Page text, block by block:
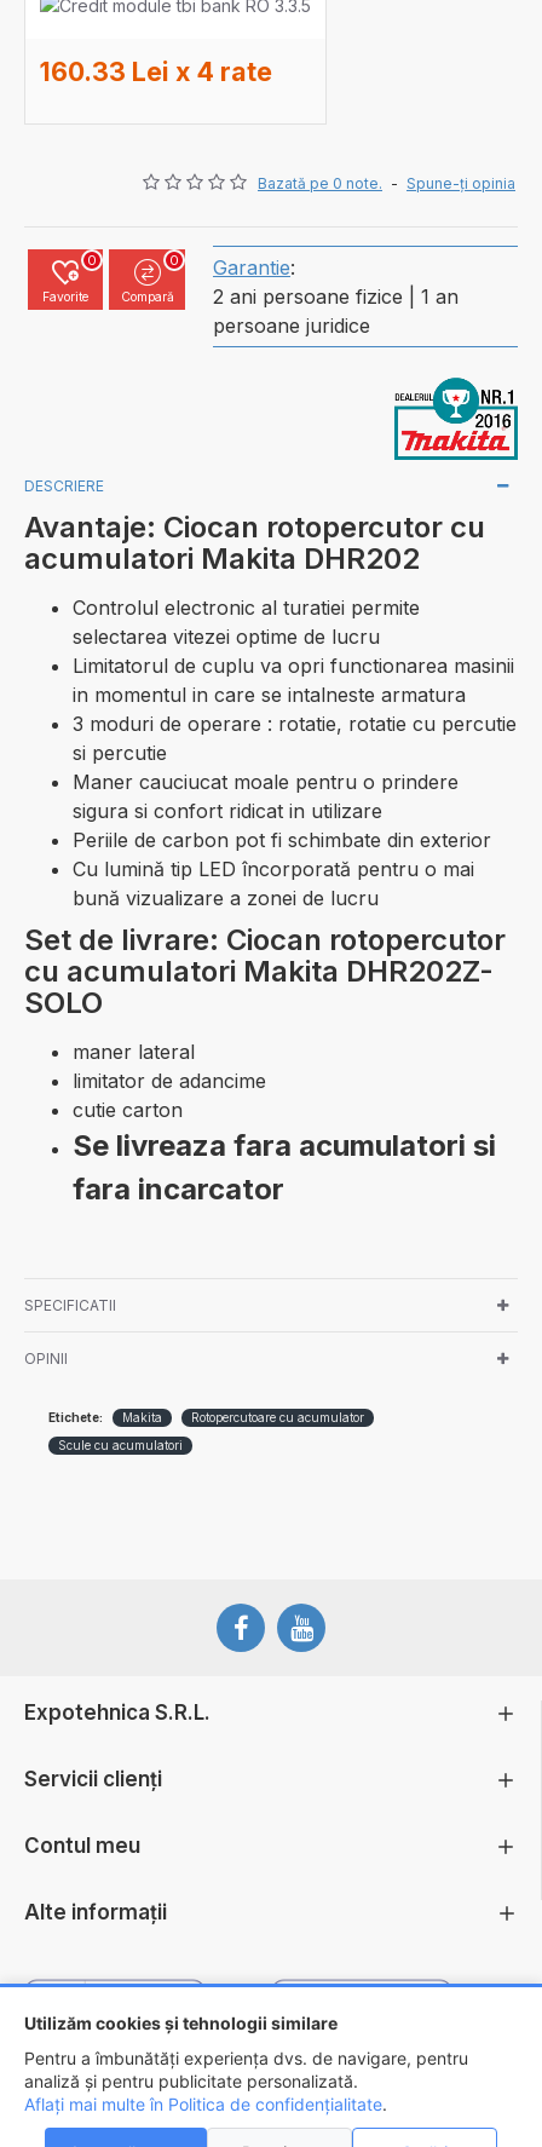
Utilizăm cookies și tehnologii similare
Pentru a îmbunătăți experiența dvs. de navigare, pentru
analiză și pentru publicitate personalizată.
Aflați mai multe în Politica de confidențialitate.
Bazată pe 0 note. - Spune-ţi opinia
160.33 Lei x 4 rate
Favorite
0
Compară
0 Garantie:
2 ani persoane fizice | 1 an
persoane juridice
DESCRIERE
Avantaje: Ciocan rotopercutor cu
acumulatori Makita DHR202
Controlul electronic al turatiei permite
selectarea vitezei optime de lucru
Limitatorul de cuplu va opri functionarea masinii
in momentul in care se intalneste armatura
3 moduri de operare : rotatie, rotatie cu percutie
si percutie
Maner cauciucat moale pentru o prindere
sigura si confort ridicat in utilizare
Periile de carbon pot fi schimbate din exterior
Cu lumină tip LED încorporată pentru o mai
bună vizualizare a zonei de lucru
Set de livrare: Ciocan rotopercutor
cu acumulatori Makita DHR202Z-
SOLO
maner lateral
limitator de adancime
cutie carton
Se livreaza fara acumulatori si
fara incarcator
SPECIFICATII
OPINII
Etichete: Makita
Rotopercutoare cu acumulator
Scule cu acumulatori
Expotehnica S.R.L.
Servicii clienți
Contul meu
Alte informații
Copyright © 2026 - EXPOTEHNICA S.R.L.